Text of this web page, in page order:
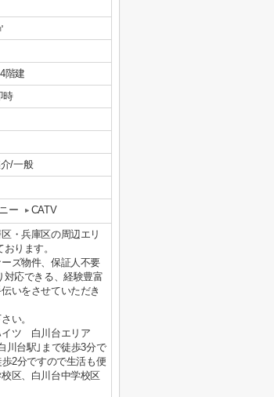
階建
時
/一般
ー CATV
・兵庫区の周辺エリ
ります。
ズ物件、保証人不要
応できる、経験豊富
いをさせていただき
い。
イツ 白川台エリア
川台駅｣まで徒歩3分で
2分ですので生活も便
区、白川台中学校区